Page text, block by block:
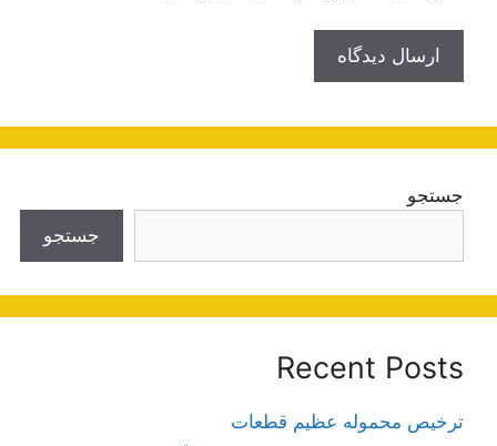
جستجو
جستجو
Recent Posts
ترخیص محموله عظیم قطعات